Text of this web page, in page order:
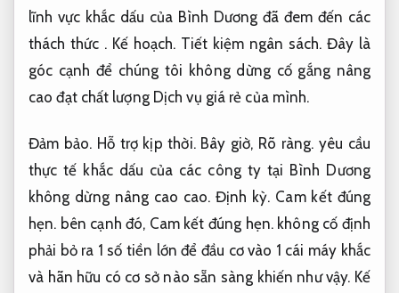
lĩnh vực khắc dấu của Bình Dương đã đem đến các
thách thức . Kế hoạch. Tiết kiệm ngân sách. Đây là
góc cạnh để chúng tôi không dừng cố gắng nâng
cao đạt chất lượng Dịch vụ giá rẻ của mình.
Đảm bảo. Hỗ trợ kịp thời.Bây giờ, Rõ ràng. yêu cầu
thực tế khắc dấu của các công ty tại Bình Dương
không dừng nâng cao cao.Định kỳ. Cam kết đúng
hẹn. bên cạnh đó, Cam kết đúng hẹn.không cố định
phải bỏ ra 1 số tiền lớn để đầu cơ vào 1 cái máy khắc
và hãn hữu có cơ sở nào sẵn sàng khiến như vậy. Kế